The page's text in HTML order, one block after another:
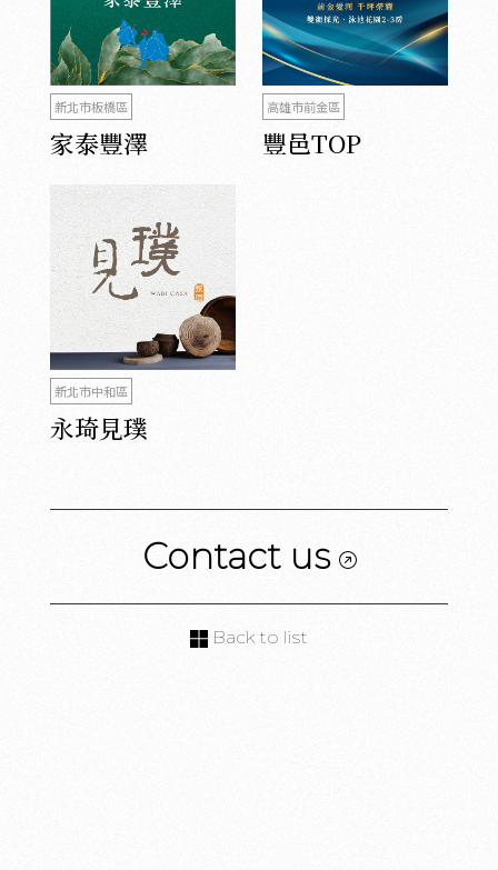
新北市板橋區
家泰豐澤
高雄市前金區
豐邑TOP
新北市中和區
永琦見璞
Contact us
Back to list